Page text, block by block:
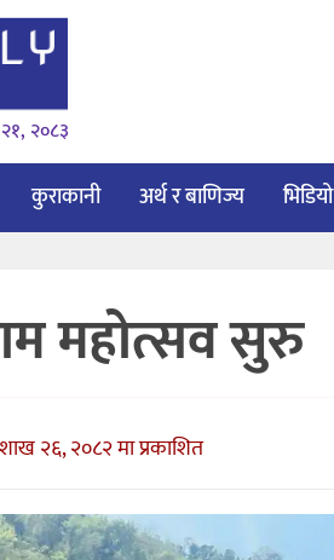
२०८३
कुराकानी अर्थ र बाणिज्य भिडियो
महोत्सव सुरु
२६, २०८२ मा प्रकाशित